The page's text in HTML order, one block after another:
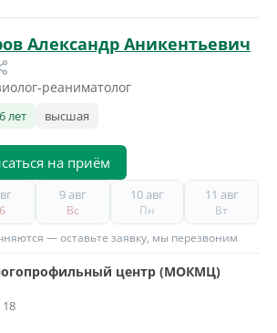
Александр Аникентьевич
реаниматолог
лет высшая
на приём
9 авг
Вс
10 авг
Пн
11 авг
Вт
— оставьте заявку, мы перезвоним
центр (МОКМЦ)